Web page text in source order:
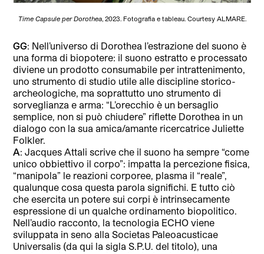
Time Capsule per Dorothea, 2023. Fotografia e tableau. Courtesy ALMARE.
GG: Nell’universo di Dorothea l’estrazione del suono è
una forma di biopotere: il suono estratto e processato
diviene un prodotto consumabile per intrattenimento,
uno strumento di studio utile alle discipline storico-
archeologiche, ma soprattutto uno strumento di
sorveglianza e arma: “L’orecchio è un bersaglio
semplice, non si può chiudere” riflette Dorothea in un
dialogo con la sua amica/amante ricercatrice Juliette
Folkler.
A: Jacques Attali scrive che il suono ha sempre “come
unico obbiettivo il corpo”: impatta la percezione fisica,
“manipola” le reazioni corporee, plasma il “reale”,
qualunque cosa questa parola significhi. E tutto ciò
che esercita un potere sui corpi è intrinsecamente
espressione di un qualche ordinamento biopolitico.
Nell’audio racconto, la tecnologia ECHO viene
sviluppata in seno alla Societas Paleoacusticae
Universalis (da qui la sigla S.P.U. del titolo), una